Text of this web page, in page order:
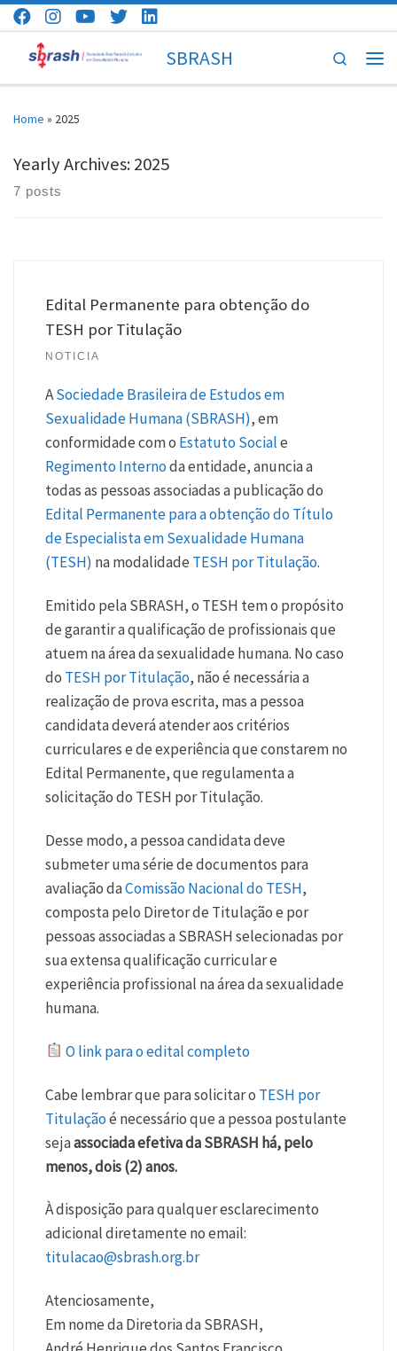
Skip to content
SBRASH
Search
Home » 2025
Yearly Archives:2025
7 posts
Edital Permanente para obtenção do
TESH por Titulação
NOTICIA
ASociedade Brasileira de Estudos em
Sexualidade Humana (SBRASH), em
conformidade com o Estatuto Sociale
Regimento Internoda entidade, anuncia a
todas as pessoas associadas a publicação do
Edital Permanente para a obtenção do Título
de Especialista em Sexualidade Humana
(TESH) na modalidadeTESH por Titulação.
Emitido pela SBRASH, o TESH tem o propósito
de garantir a qualificação de profissionais que
atuem na área da sexualidade humana. No caso
do TESH por Titulação, não é necessária a
realização de prova escrita, mas a pessoa
candidata deverá atender aos critérios
curriculares e de experiência que constarem no
Edital Permanente, que regulamenta a
solicitação do TESH por Titulação.
Desse modo, a pessoa candidata deve
submeter uma série de documentos para
avaliação daComissão Nacional do TESH,
composta pelo Diretor de Titulação e por
pessoas associadas a SBRASH selecionadas por
sua extensa qualificação curricular e
experiência profissional na área da sexualidade
humana.
O link para o edital completo
Cabe lembrar que para solicitar o TESH por
Titulaçãoé necessário que a pessoa postulante
sejaassociada efetiva da SBRASH há, pelo
menos, dois (2) anos.
À disposição para qualquer esclarecimento
adicional diretamente no email:
titulacao@sbrash.org.br
Atenciosamente,
Em nome da Diretoria da SBRASH,